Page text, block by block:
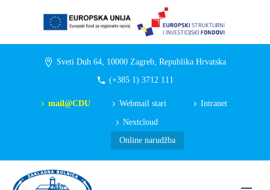
Sveti Duh 64, 10000 Zagreb, Republika Hrvatska
(+385 1) 3712 111
mail@CDU Webmail stari Intranet
Nextcloud
Online narudžba